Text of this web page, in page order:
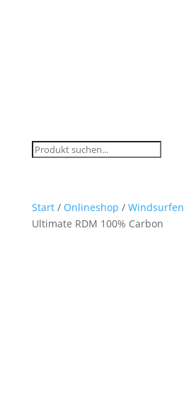
Start/ Onlineshop / Windsurfen
Ultimate RDM 100% Carbon